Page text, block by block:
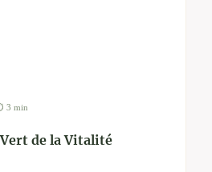
3 min
de la Vitalité